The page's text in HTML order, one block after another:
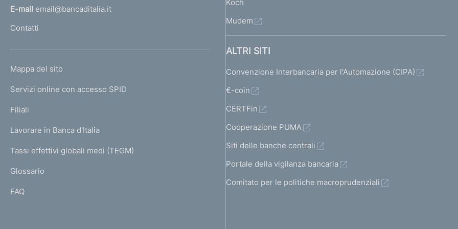
l
'
m
e
a
g
E-mail email@bancaditalia.it
Contatti
L
N
K
T
I
I
Mappa del sito
Servizi online con accesso SPID
Filiali
Lavorare in Banca d'Italia
Tassi effettivi globali medi (TEGM)
Glossario
FAQ
Koch
Mudem
ALTRI SITI
Convenzione Interbancaria per l'Automazione (CIPA)
€-coin
CERTFin
Cooperazione PUMA
Siti delle banche centrali
Portale della vigilanza bancaria
Comitato per le politiche macroprudenziali